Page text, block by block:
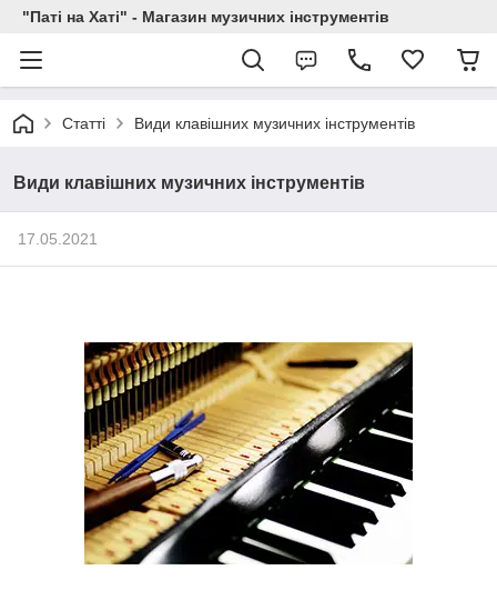
"Паті на Хаті" - Магазин музичних інструментів
Статті Види клавішних музичних інструментів
Види клавішних музичних інструментів
17.05.2021